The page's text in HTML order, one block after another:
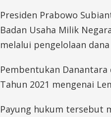
Presiden Prabowo
Badan Usaha Milik
melalui pengelolaan
Pembentukan
Tahun 2021 mengenai
Payung hukum tersebut